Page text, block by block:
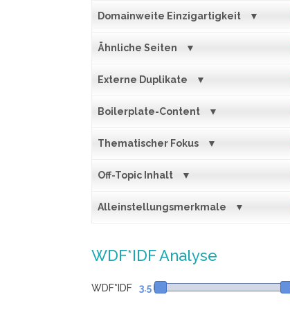
Domainweite Einzigartigkeit
Ähnliche Seiten
Externe Duplikate
Boilerplate-Content
Thematischer Fokus
Off-Topic Inhalt
Alleinstellungsmerkmale
WDF*IDF Analyse
WDF*IDF 3.5